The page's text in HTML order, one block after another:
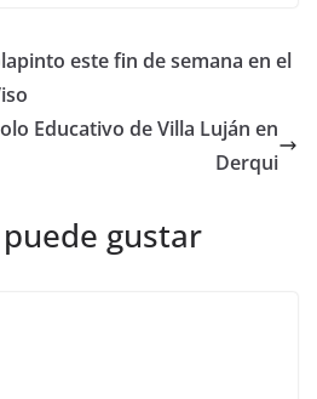
este fin de semana en el
Educativo de Villa Luján en
Derqui
gustar